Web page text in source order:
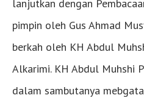
lanjutkan dengan
pimpin oleh Gus Ahmad
berkah oleh KH Abdul
Alkarimi. KH Abdul Muhshi
dalam sambutanya